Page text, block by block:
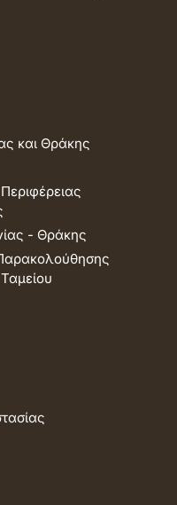
και Θράκης
- Θράκης